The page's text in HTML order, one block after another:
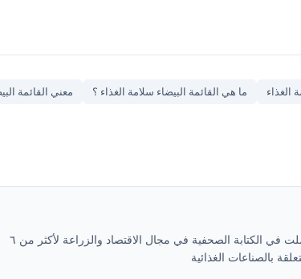
الغذاء ما هي القائمة البيضاء سلامة الغذاء ؟ معني القائمة
محمد متولي رئيس التحرير ومقيد في نقابة الصحفيين وعملت في الكتابة الصحفية في مجال الاقتصاد والزراعة لأكثر من ٦
بالصناعات الغذائية